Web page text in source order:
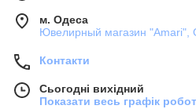
м. Одеса
Ювелирный магазин "Amari",
Контакти
Сьогодні вихідний
Показати весь графік